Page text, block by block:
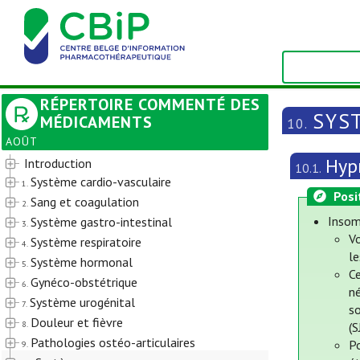
RÉPERTOIRE COMMENTÉ DES
MÉDICAMENTS
AOÛT
Introduction
1. Système cardio-vasculaire
2. Sang et coagulation
3. Système gastro-intestinal
4. Système respiratoire
5. Système hormonal
6. Gynéco-obstétrique
7. Système urogénital
8. Douleur et fièvre
9. Pathologies ostéo-articulaires
10.
10.1.